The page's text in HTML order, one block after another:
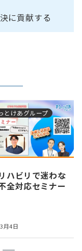
に貢献する
とけあグループ
ハビリで迷わな
全対応セミナー
月4日